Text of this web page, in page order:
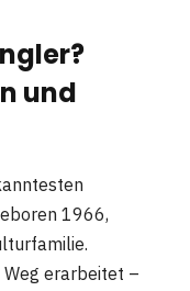
und
1966,
Weg erarbeitet –